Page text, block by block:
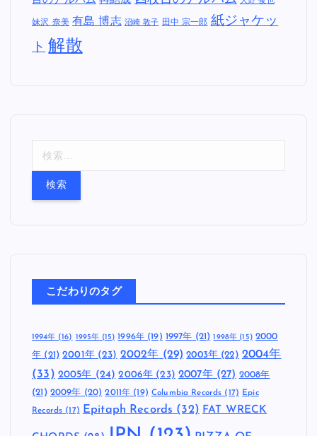
妹沢 奈美 有島 博志 沼崎 敦子 田中 宗一郎 紙ジャケッ
ト 解散
こだわりのタグ
1994年(16) 1995年 (15) 1996年(19) 1997年 (21) 1998年 (15) 2000
年 (21) 2001年(23) 2002年 (29) 2003年 (22) 2004年
(33) 2005年 (24) 2006年 (23) 2007年(27) 2008年
(21) 2009年 (20) 2011年 (19) Columbia Records (17) Epic
Records (17) Epitaph Records (32) FAT WRECK